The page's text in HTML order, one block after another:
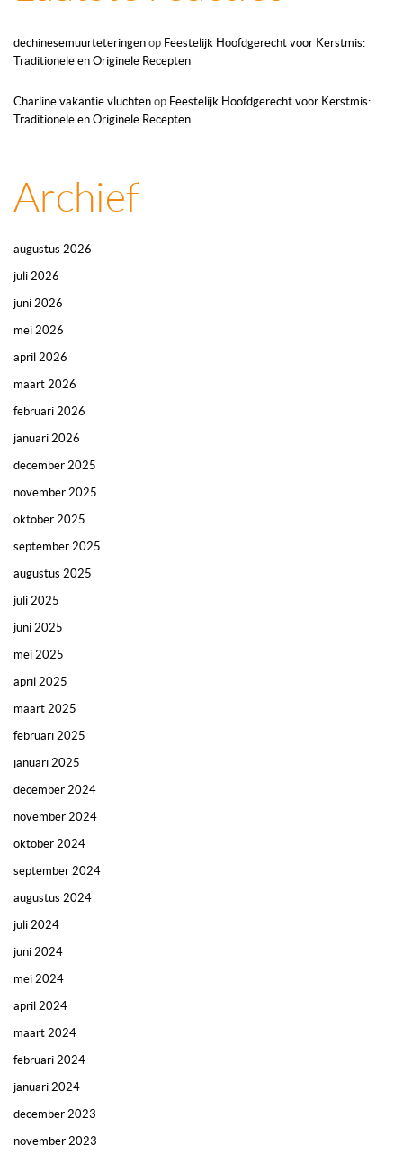
dechinesemuurteteringen op Feestelijk Hoofdgerecht voor Kerstmis:
Traditionele en Originele Recepten
Charline vakantie vluchten op Feestelijk Hoofdgerecht voor Kerstmis:
Traditionele en Originele Recepten
Archief
augustus 2026
juli 2026
juni 2026
mei 2026
april 2026
maart 2026
februari 2026
januari 2026
december 2025
november 2025
oktober 2025
september 2025
augustus 2025
juli 2025
juni 2025
mei 2025
april 2025
maart 2025
februari 2025
januari 2025
december 2024
november 2024
oktober 2024
september 2024
augustus 2024
juli 2024
juni 2024
mei 2024
april 2024
maart 2024
februari 2024
januari 2024
december 2023
november 2023